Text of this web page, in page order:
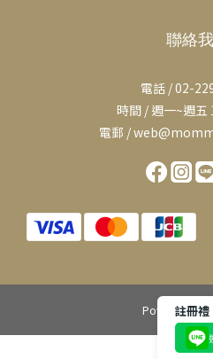
聯絡
電話 / 02-
時間 / 週一~週五
電郵 /
Powered by